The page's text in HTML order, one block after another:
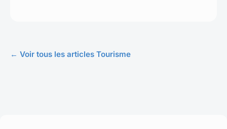
← Voir tous les articles Tourisme